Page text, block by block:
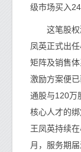
级市场买入
这笔股权
凤英正式出
矩阵及销售
激励方案便
通股与120万
核心人才的
王凤英持续
月，服务期